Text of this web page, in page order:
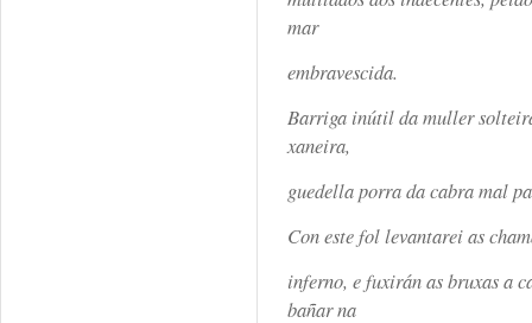
mar
embravescida.
Barriga inútil da muller
xaneira,
guedella porra da cabra mal
Con este fol levantarei as
inferno, e fuxirán as bruxas a
bañar na